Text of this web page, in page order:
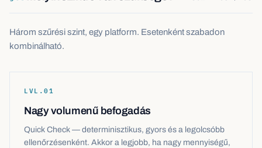
Három szűrési szint, egy platform. Esetenként szabadon
kombinálható.
LVL.01
Nagy volumenű befogadás
Quick Check — determinisztikus, gyors és a legolcsóbb
ellenőrzésenként. Akkor a legjobb, ha nagy mennyiségű,